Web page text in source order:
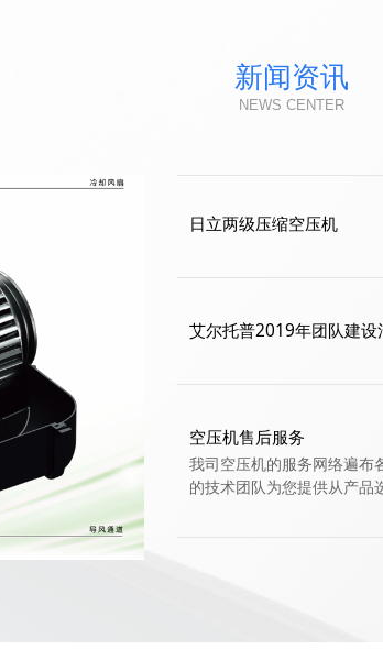
新闻资讯
NEWS CENTER
日立两级压缩空压机
艾尔托普2019年团队建设
空压机售后服务
我司空压机的服务网络遍布
的技术团队为您提供从产品